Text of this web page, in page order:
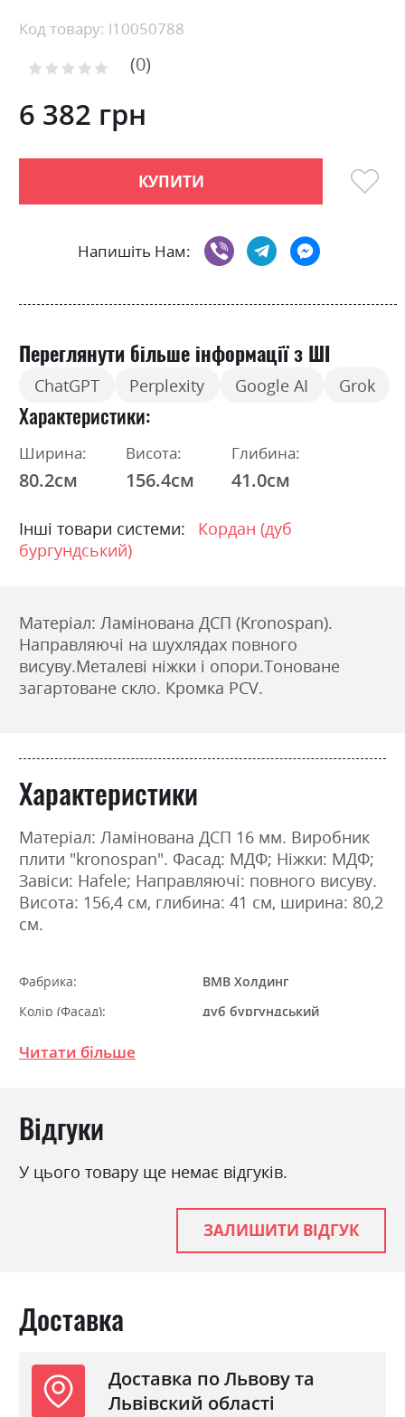
Skip
the
of
the
gallery
Код товару: l10050788
Рейтинг: 0
6 382 грн
КУПИТИ
Напишіть Нам:
Переглянути більше інформації з ШІ
ChatGPT Perplexity Google AI Grok
Характеристики
Ширина:
80.2см
Висота:
156.4см
Глибина:
41.0см
Інші товари системи:
Кордан (дуб
бургундський)
Матеріал: Ламінована ДСП (Kronospan).
Направляючі на шухлядах повного
висуву.Металеві ніжки і опори.Тоноване
загартоване скло. Кромка PCV.
Характеристики
Матеріал: Ламінована ДСП 16 мм. Виробник
плити "kronospan". Фасад: МДФ; Ніжки: МДФ;
Завіси: Hafele; Направляючі: повного висуву.
Висота: 156,4 см, глибина: 41 см, ширина: 80,2
см.
Фабрика:
ВМВ Холдинг
Колір (Фасад):
дуб бургундський
Матеріал
Читати більше
Відгуки
У цього товару ще немає відгуків.
ЗАЛИШИТИ ВІДГУК
Доставка
Доставка по Львову та
Львівский області